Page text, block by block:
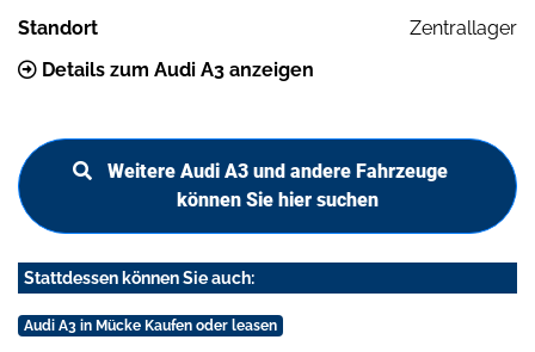
Standort
Zentrallager
Details zum Audi A3 anzeigen
Weitere Audi A3 und andere Fahrzeuge
können Sie hier suchen
Stattdessen können Sie auch:
Audi A3 in Mücke Kaufen oder leasen